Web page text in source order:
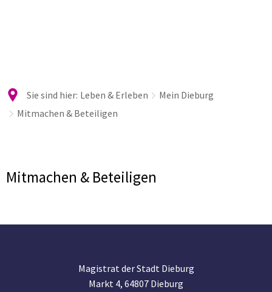
Sie sind hier: Leben & Erleben
Mein Dieburg
Mitmachen & Beteiligen
Mitmachen
Beteiligen
Mitmachen & Beteiligen
Magistrat der Stadt Dieburg
Markt 4, 64807 Dieburg